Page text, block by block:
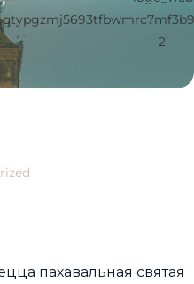
пахавальная святая